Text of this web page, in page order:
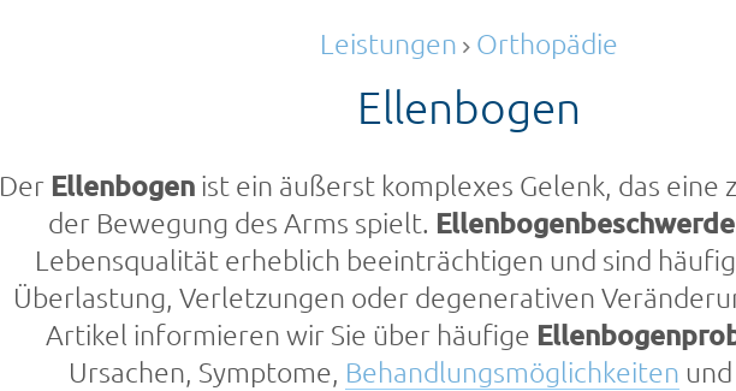
Leistungen Orthopädie
Ellenbogen
Der Ellenbogen ist ein äußerst komplexes Gelenk, das eine
der Bewegung des Arms spielt.
Lebensqualität erheblich beeinträchtigen und sind
Überlastung, Verletzungen oder degenerativen
Artikel informieren wir Sie über häufige
Ursachen, Symptome, Behandlungsmöglichkeiten